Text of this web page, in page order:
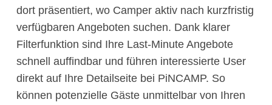
dort präsentiert, wo Camper aktiv nach kurzfristig
verfügbaren Angeboten suchen. Dank klarer
Filterfunktion sind Ihre Last-Minute Angebote
schnell auffindbar und führen interessierte User
direkt auf Ihre Detailseite bei PiNCAMP. So
können potenzielle Gäste unmittelbar von Ihren